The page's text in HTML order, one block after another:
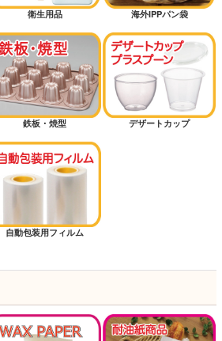
衛生用品 海外IPPパン袋
鉄板・焼型 デザートカップ
自動包装用フィルム